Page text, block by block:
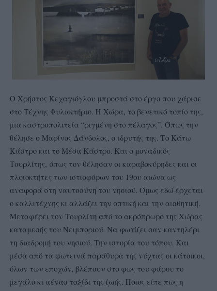
Ο Χρήστος Κεχαγιόγλου μπροστά στο έργο που χάρισε
στο Τέχνης Φυλακτήριο. Η Χώρα, το βενετικό τοπίο της,
μια καστροπολιτεία “ριγμένη στο πέλαγος”. Όπως την
θέλησε ο Μαρίνος Δάνδολος, ο ιδρυτής της. Το Κάτω
Κάστρο και το Μέσα Κάστρο. Και ο μοναδικός
Τουρλίτης, όπως τον θέλησαν οι καραβοκύρηδες και οι
πλοιοκτήτες των ιστιοφόρων του 19ου αιώνα ως
αναφορά στη ναυτοσύνη του νησιού. Όμως εδώ έρχεται
ο καλλιτέχνης κι αλλάζει την οπτική και την αισθητική.
Μεταφέρει τον Τουρλίτη από το ακρόπρωρο της Χώρας
καταμεσής του Νειμποριού. Να φωτίζει σαν καντηλέρι
τη διαδρομή του νησιού. Την ιστορία του τόπου. Και
μέσα από τα φωτεινά παράθυρα της νύχτας οι κάτοικοι,
όλων των εποχών, βλέπουν στο φως του φάρου το
μεγάλο κι αέναο ταξίδι της ζωής. Ποιος είπε πως η